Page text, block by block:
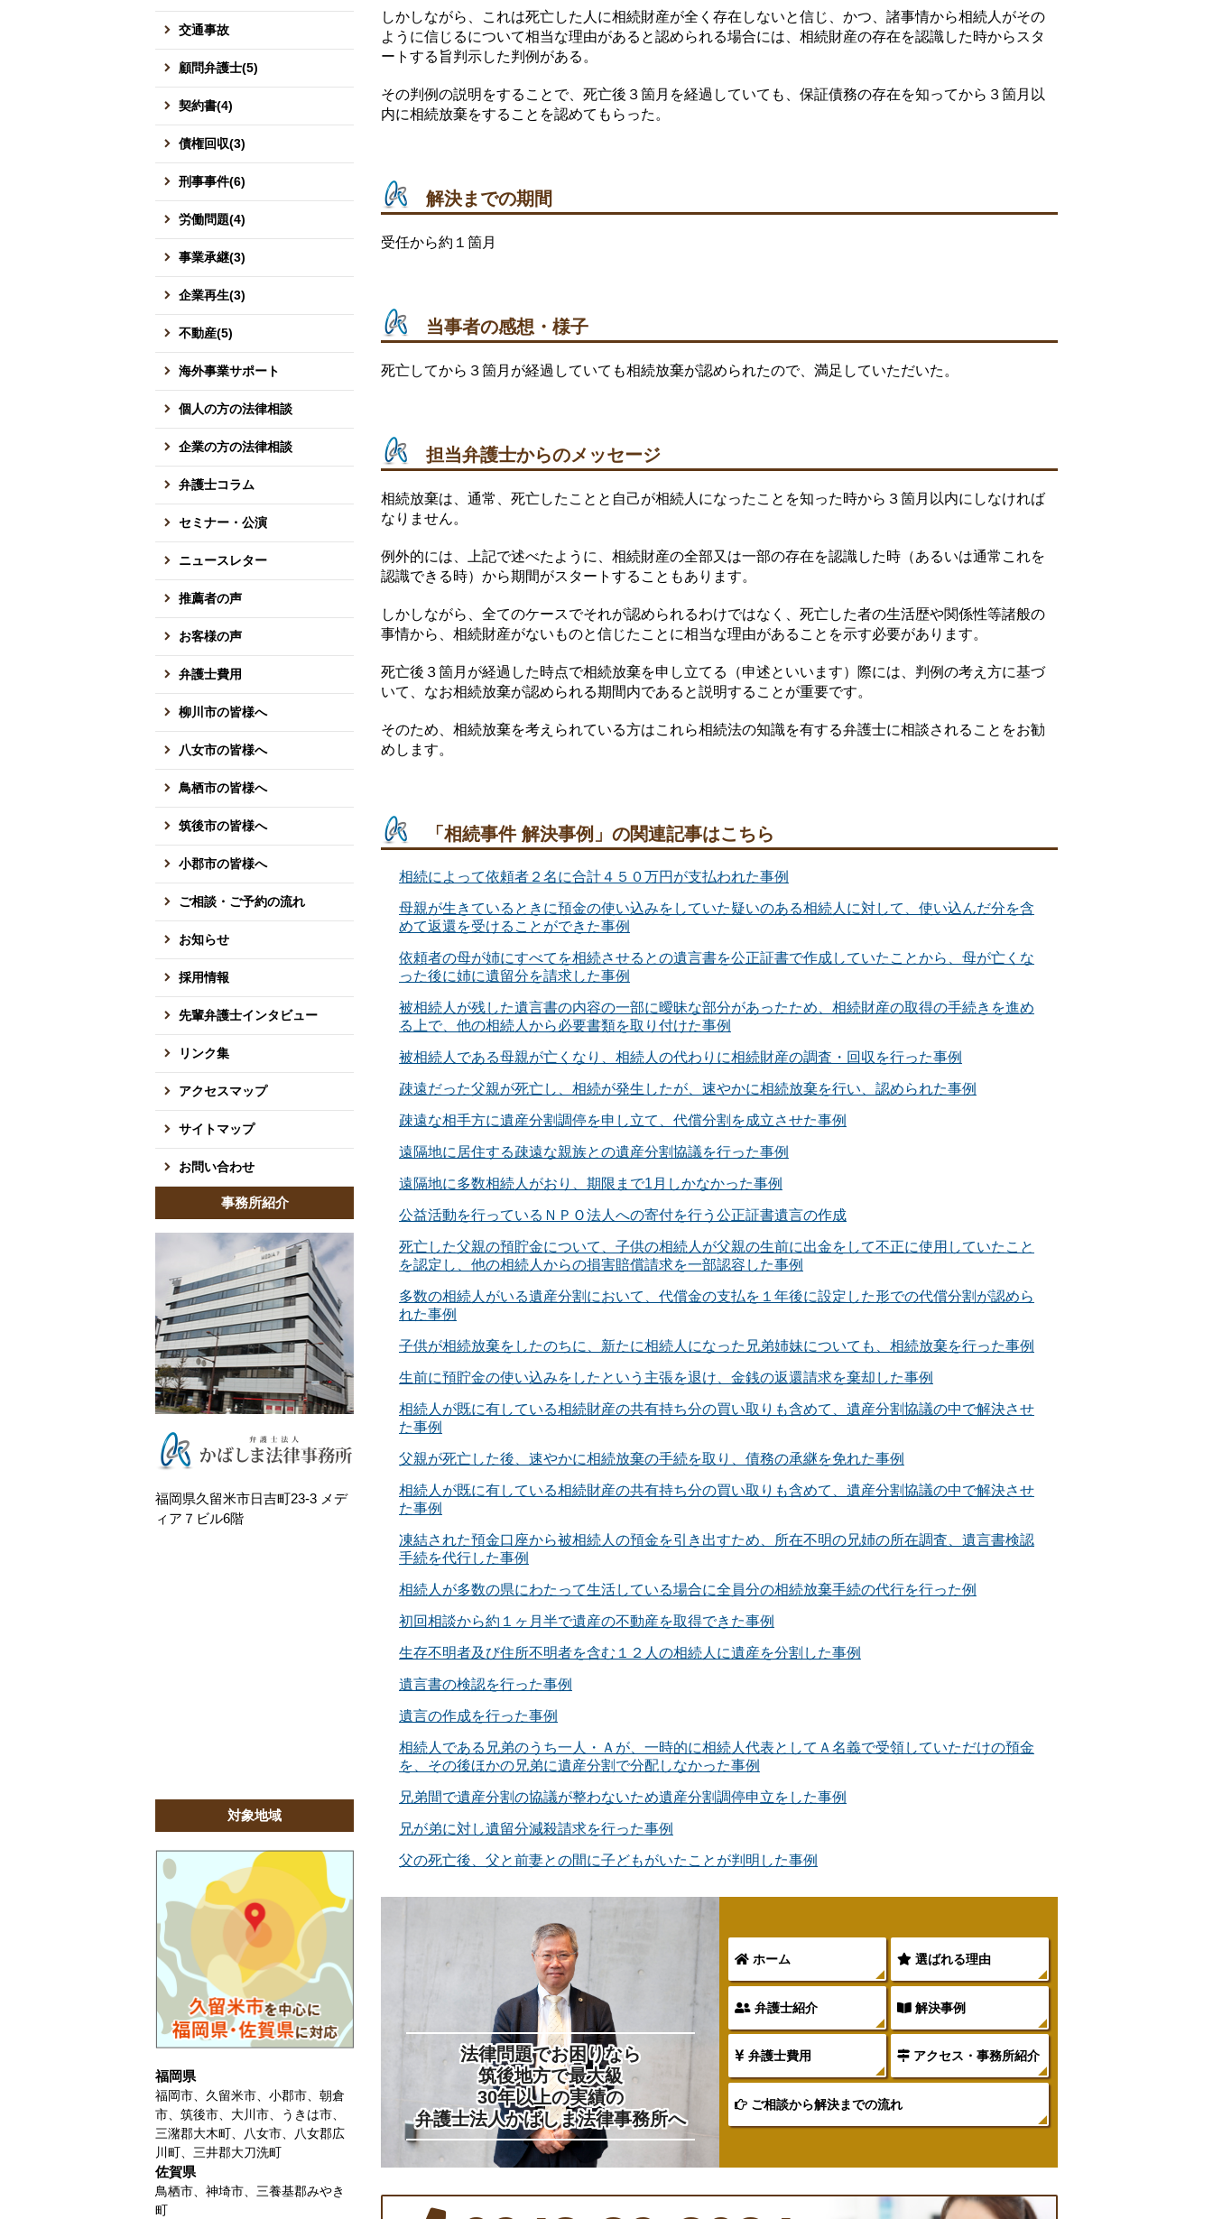
しかしながら、これは死亡した人に相続財産が全く存在しないと信じ、かつ、諸事情から相続人がその
ように信じるについて相当な理由があると認められる場合には、相続財産の存在を認識した時からスタ
ートする旨判示した判例がある。
その判例の説明をすることで、死亡後３箇月を経過していても、保証債務の存在を知ってから３箇月以
内に相続放棄をすることを認めてもらった。
解決までの期間
受任から約１箇月
当事者の感想・様子
死亡してから３箇月が経過していても相続放棄が認められたので、満足していただいた。
担当弁護士からのメッセージ
相続放棄は、通常、死亡したことと自己が相続人になったことを知った時から３箇月以内にしなければ
なりません。
例外的には、上記で述べたように、相続財産の全部又は一部の存在を認識した時（あるいは通常これを
認識できる時）から期間がスタートすることもあります。
しかしながら、全てのケースでそれが認められるわけではなく、死亡した者の生活歴や関係性等諸般の
事情から、相続財産がないものと信じたことに相当な理由があることを示す必要があります。
死亡後３箇月が経過した時点で相続放棄を申し立てる（申述といいます）際には、判例の考え方に基づ
いて、なお相続放棄が認められる期間内であると説明することが重要です。
そのため、相続放棄を考えられている方はこれら相続法の知識を有する弁護士に相談されることをお勧
めします。
「相続事件 解決事例」の関連記事はこちら
相続によって依頼者２名に合計４５０万円が支払われた事例
母親が生きているときに預金の使い込みをしていた疑いのある相続人に対して、使い込んだ分を含
めて返還を受けることができた事例
依頼者の母が姉にすべてを相続させるとの遺言書を公正証書で作成していたことから、母が亡くな
った後に姉に遺留分を請求した事例
被相続人が残した遺言書の内容の一部に曖昧な部分があったため、相続財産の取得の手続きを進め
る上で、他の相続人から必要書類を取り付けた事例
被相続人である母親が亡くなり、相続人の代わりに相続財産の調査・回収を行った事例
疎遠だった父親が死亡し、相続が発生したが、速やかに相続放棄を行い、認められた事例
疎遠な相手方に遺産分割調停を申し立て、代償分割を成立させた事例
遠隔地に居住する疎遠な親族との遺産分割協議を行った事例
遠隔地に多数相続人がおり、期限まで1月しかなかった事例
公益活動を行っているＮＰＯ法人への寄付を行う公正証書遺言の作成
死亡した父親の預貯金について、子供の相続人が父親の生前に出金をして不正に使用していたこと
を認定し、他の相続人からの損害賠償請求を一部認容した事例
多数の相続人がいる遺産分割において、代償金の支払を１年後に設定した形での代償分割が認めら
れた事例
子供が相続放棄をしたのちに、新たに相続人になった兄弟姉妹についても、相続放棄を行った事例
生前に預貯金の使い込みをしたという主張を退け、金銭の返還請求を棄却した事例
相続人が既に有している相続財産の共有持ち分の買い取りも含めて、遺産分割協議の中で解決させ
た事例
父親が死亡した後、速やかに相続放棄の手続を取り、債務の承継を免れた事例
相続人が既に有している相続財産の共有持ち分の買い取りも含めて、遺産分割協議の中で解決させ
た事例
凍結された預金口座から被相続人の預金を引き出すため、所在不明の兄姉の所在調査、遺言書検認
手続を代行した事例
相続人が多数の県にわたって生活している場合に全員分の相続放棄手続の代行を行った例
初回相談から約１ヶ月半で遺産の不動産を取得できた事例
生存不明者及び住所不明者を含む１２人の相続人に遺産を分割した事例
遺言書の検認を行った事例
遺言の作成を行った事例
相続人である兄弟のうち一人・Ａが、一時的に相続人代表としてＡ名義で受領していただけの預金
を、その後ほかの兄弟に遺産分割で分配しなかった事例
兄弟間で遺産分割の協議が整わないため遺産分割調停申立をした事例
兄が弟に対し遺留分減殺請求を行った事例
父の死亡後、父と前妻との間に子どもがいたことが判明した事例
法律問題でお困りなら
筑後地方で最大級
30年以上の実績の
弁護士法人かばしま法律事務所へ
ホーム 選ばれる理由
弁護士紹介 解決事例
弁護士費用 アクセス・事務所紹介
ご相談から解決までの流れ
交通事故
顧問弁護士(5)
契約書(4)
債権回収(3)
刑事事件(6)
労働問題(4)
事業承継(3)
企業再生(3)
不動産(5)
海外事業サポート
個人の方の法律相談
企業の方の法律相談
弁護士コラム
セミナー・公演
ニュースレター
推薦者の声
お客様の声
弁護士費用
柳川市の皆様へ
八女市の皆様へ
鳥栖市の皆様へ
筑後市の皆様へ
小郡市の皆様へ
ご相談・ご予約の流れ
お知らせ
採用情報
先輩弁護士インタビュー
リンク集
アクセスマップ
サイトマップ
お問い合わせ
事務所紹介
福岡県久留米市日吉町23-3 メデ
ィア７ビル6階
対象地域
福岡県
福岡市、久留米市、小郡市、朝倉
市、筑後市、大川市、うきは市、
三潴郡大木町、八女市、八女郡広
川町、三井郡大刀洗町
佐賀県
鳥栖市、神埼市、三養基郡みやき
町